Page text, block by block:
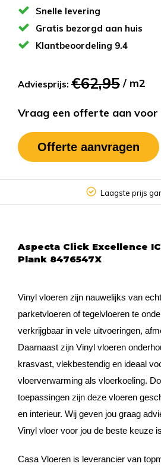
Snelle levering
Gratis bezorgd aan huis
Klantbeoordeling 9.4
Adviesprijs: €62,95 / m2
Vraag een offerte aan voor
Offerte aanvragen
Laagste prijs
Aspecta Click Excellence
Plank 8476547X
Vinyl vloeren zijn nauwelijks van
parketvloeren of tegelvloeren te
verkrijgbaar in vele uitvoeringen,
Daarnaast zijn Vinyl vloeren
krasvast, vlekbestendig en ideaal
vloerverwarming als vloerkoeling.
toepassingen zijn deze vloeren
en interieur. Wij geven jou graag
Vinyl vloer voor jou de beste keuze
Casa Vloeren is leverancier van